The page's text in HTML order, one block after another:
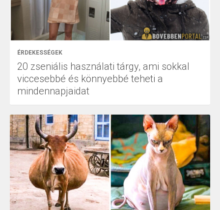
ÉRDEKESSÉGEK
20 zseniális használati tárgy, ami sokkal
viccesebbé és könnyebbé teheti a
mindennapjaidat